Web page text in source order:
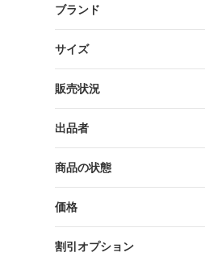
ブランド
サイズ
販売状況
出品者
商品の状態
価格
割引オプション